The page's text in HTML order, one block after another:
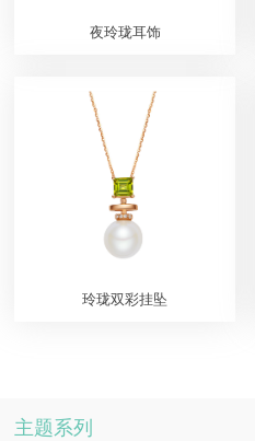
夜玲珑耳饰
玲珑双彩挂坠
主题系列